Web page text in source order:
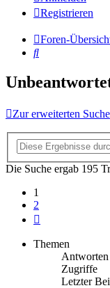
Registrieren
Foren-
Suche
Zur erweiterten Suche
Die Suche ergab 195
1
2
Themen
Antworten
Zugriffe
Letzter